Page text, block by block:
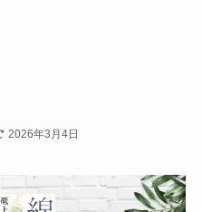
2026年3月4日